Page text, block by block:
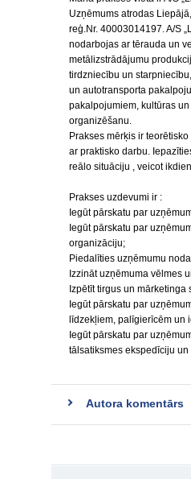
Uzņēmums atrodas
reģ.Nr. 40003014197. A/S
nodarbojas ar tērauda un
metālizstrādājumu
tirdzniecību un
un autotransporta
pakalpojumiem, kultūras
organizēšanu.
Prakses mērķis ir
ar praktisko darbu.
reālo situāciju , veicot
Prakses uzdevumi ir :
Iegūt pārskatu par
Iegūt pārskatu par
organizāciju;
Piedalīties uzņēmumu
Izzināt uzņēmuma vēlmes
Izpētīt tirgus un mārketinga
Iegūt pārskatu par
līdzekļiem, palīgierīcēm un
Iegūt pārskatu par
tālsatiksmes ekspedīciju
Autora komentārs